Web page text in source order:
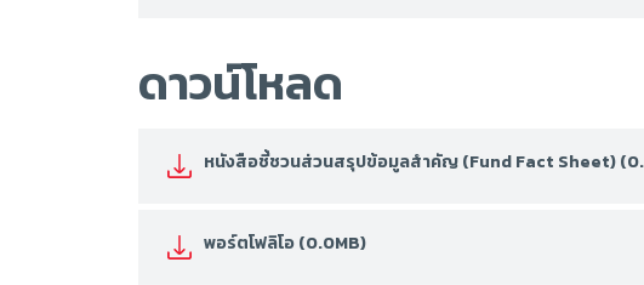
ดาวน์โหลด
หนังสือชี้ชวนส่วนสรุปข้อมูลสำคัญ (Fund Fact Sheet)
พอร์ตโฟลิโอ (0.0MB)